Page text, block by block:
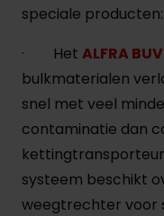
speciale producten:
· Het ALFRA
bulkmaterialen
snel met veel
contaminatie dan
systeem beschikt
weegtrechter voor